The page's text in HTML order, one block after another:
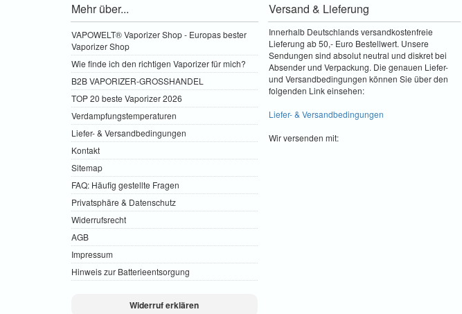
Mehr über...
VAPOWELT® Vaporizer Shop - Europas bester
Vaporizer Shop
Wie finde ich den richtigen Vaporizer für mich?
B2B VAPORIZER-GROSSHANDEL
TOP 20 beste Vaporizer 2026
Verdampfungstemperaturen
Liefer- & Versandbedingungen
Kontakt
Sitemap
FAQ: Häufig gestellte Fragen
Privatsphäre & Datenschutz
Widerrufsrecht
AGB
Impressum
Hinweis zur Batterieentsorgung
Widerruf erklären
Versand & Lieferung
Innerhalb Deutschlands versandkostenfreie
Lieferung ab 50,- Euro Bestellwert. Unsere
Sendungen sind absolut neutral und diskret bei
Absender und Verpackung. Die genauen Liefer-
und Versandbedingungen können Sie über den
folgenden Link einsehen:
Liefer- & Versandbedingungen
Wir versenden mit: